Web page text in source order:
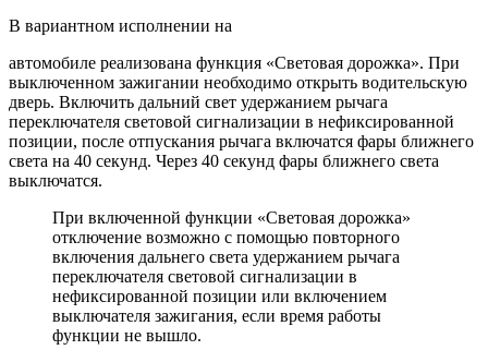
В вариантном исполнении на
автомобиле реализована функция «Световая дорожка». При
выключенном зажигании необходимо открыть водительскую
дверь. Включить дальний свет удержанием рычага
переключателя световой сигнализации в нефиксированной
позиции, после отпускания рычага включатся фары ближнего
света на 40 секунд. Через 40 секунд фары ближнего света
выключатся.
При включенной функции «Световая дорожка»
отключение возможно с помощью повторного
включения дальнего света удержанием рычага
переключателя световой сигнализации в
нефиксированной позиции или включением
выключателя зажигания, если время работы
функции не вышло.